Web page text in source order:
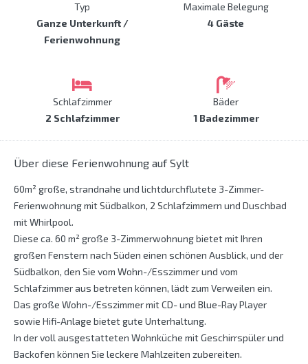
Typ
Ganze Unterkunft /
Ferienwohnung
Maximale Belegung
4 Gäste
Schlafzimmer
2 Schlafzimmer
Bäder
1 Badezimmer
Über diese Ferienwohnung auf Sylt
60m² große, strandnahe und lichtdurchflutete 3-Zimmer-
Ferienwohnung mit Südbalkon, 2 Schlafzimmern und Duschbad
mit Whirlpool.
Diese ca. 60 m² große 3-Zimmerwohnung bietet mit Ihren
großen Fenstern nach Süden einen schönen Ausblick, und der
Südbalkon, den Sie vom Wohn-/Esszimmer und vom
Schlafzimmer aus betreten können, lädt zum Verweilen ein.
Das große Wohn-/Esszimmer mit CD- und Blue-Ray Player
sowie Hifi-Anlage bietet gute Unterhaltung.
In der voll ausgestatteten Wohnküche mit Geschirrspüler und
Backofen können Sie leckere Mahlzeiten zubereiten.